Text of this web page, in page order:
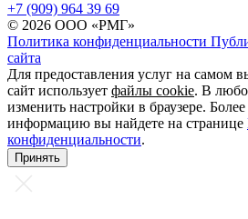
+7 (909) 964 39 69
© 2026 ООО «РМГ»
Политика конфиденциальности
сайта
Для предоставления услуг на самом
сайт использует файлы cookie. В
изменить настройки в браузере.
информацию вы найдете на странице
конфиденциальности.
Принять